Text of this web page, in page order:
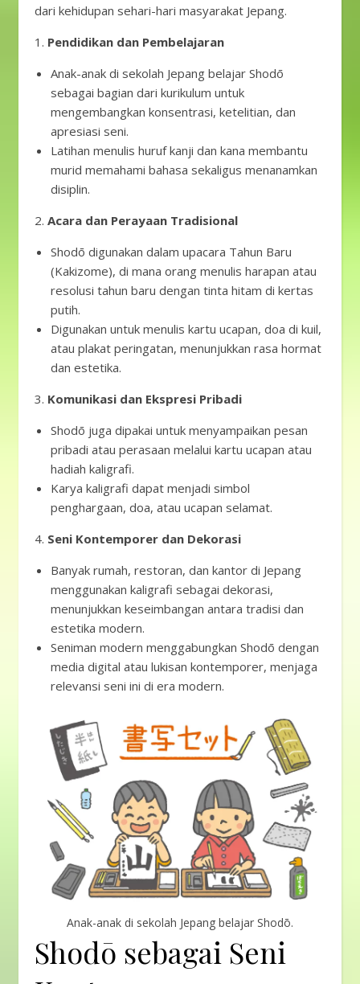
dari kehidupan sehari-hari masyarakat Jepang.
1. Pendidikan dan Pembelajaran
Anak-anak di sekolah Jepang belajar Shodō
sebagai bagian dari kurikulum untuk
mengembangkan konsentrasi, ketelitian, dan
apresiasi seni.
Latihan menulis huruf kanji dan kana membantu
murid memahami bahasa sekaligus menanamkan
disiplin.
2. Acara dan Perayaan Tradisional
Shodō digunakan dalam upacara Tahun Baru
(Kakizome), di mana orang menulis harapan atau
resolusi tahun baru dengan tinta hitam di kertas
putih.
Digunakan untuk menulis kartu ucapan, doa di kuil,
atau plakat peringatan, menunjukkan rasa hormat
dan estetika.
3. Komunikasi dan Ekspresi Pribadi
Shodō juga dipakai untuk menyampaikan pesan
pribadi atau perasaan melalui kartu ucapan atau
hadiah kaligrafi.
Karya kaligrafi dapat menjadi simbol
penghargaan, doa, atau ucapan selamat.
4. Seni Kontemporer dan Dekorasi
Banyak rumah, restoran, dan kantor di Jepang
menggunakan kaligrafi sebagai dekorasi,
menunjukkan keseimbangan antara tradisi dan
estetika modern.
Seniman modern menggabungkan Shodō dengan
media digital atau lukisan kontemporer, menjaga
relevansi seni ini di era modern.
Anak-anak di sekolah Jepang belajar Shodō.
Shodō sebagai Seni